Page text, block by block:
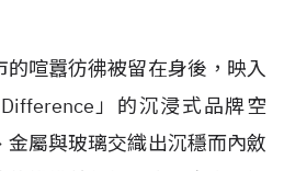
喧囂彷彿被留在身後，映入
」的沉浸式品牌空
屬與玻璃交織出沉穩而內斂